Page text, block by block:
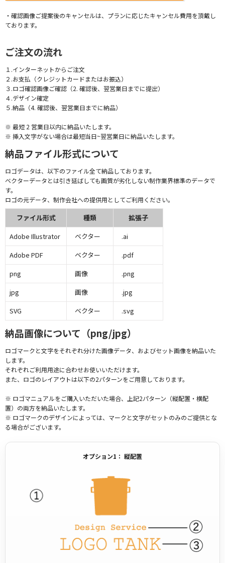
・確認画像ご提案後のキャンセルは、プランに応じたキャンセル費用を頂戴し
ております。
ご注文の流れ
１.インターネットからご注文
２.お支払（クレジットカードまたはお振込）
３.ロゴ確認画像ご確認（2. 確認後、翌営業日までに提出）
４.デザイン確定
５.納品（4. 確認後、翌営業日までに納品）
※ 最短 2 営業日以内に納品いたします。
※ 挿入文字がない場合は最短当日~翌営業日に納品いたします。
納品ファイル形式について
ロゴデータは、以下のファイル全て納品しております。
ベクターデータとは引き延ばしても画質が劣化しない制作業界標準のデータで
す。
ロゴの元データ、制作会社への提供用としてご利用ください。
ファイル形式 種類
拡張子
Adobe Illustrator
ベクター
.ai
Adobe PDF
ベクター
.pdf
png
画像
.png
jpg
画像
.jpg
SVG
ベクター .svg
納品画像について（png/jpg）
ロゴマークと文字をそれぞれ分けた画像データ、およびセット画像を納品いた
します。
それぞれご利用用途に合わせお使いいただけます。
また、ロゴのレイアウトは以下の2パターンをご用意しております。
※ ロゴマニュアルをご購入いただいた場合、上記2パターン（縦配置・横配
置）の両方を納品いたします。
※ ロゴマークのデザインによっては、マークと文字がセットのみのご提供とな
る場合がございます。
オプション1： 縦配置